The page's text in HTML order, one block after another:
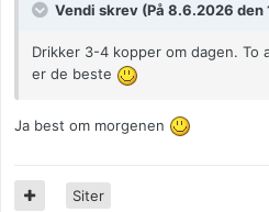
Vendi skrev (På 8.6.2026 den
Drikker 3-4 kopper om dagen. To
er de beste
Ja best om morgenen
Siter